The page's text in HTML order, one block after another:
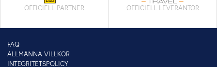
OFFICIELL PARTNER OFFICIELL LEVERANTÖR
FAQ
ALLMÄNNA VILLKOR
INTEGRITETSPOLICY